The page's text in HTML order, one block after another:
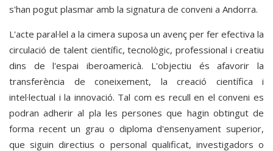
s'han pogut plasmar amb la signatura de conveni a Andorra.
L'acte paral·lel a la cimera suposa un avenç per fer efectiva la
circulació de talent científic, tecnològic, professional i creatiu
dins de l'espai iberoamericà. L'objectiu és afavorir la
transferència de coneixement, la creació científica i
intel·lectual i la innovació. Tal com es recull en el conveni es
podran adherir al pla les persones que hagin obtingut de
forma recent un grau o diploma d'ensenyament superior,
que siguin directius o personal qualificat, investigadors o